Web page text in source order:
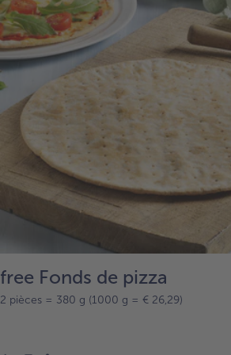
free Fonds de pizza
2 pièces = 380 g (1000 g = € 26,29)